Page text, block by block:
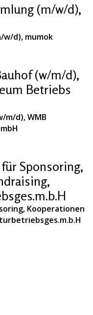
(m/w/d),
w/d), mumok
(w/m/d),
Betriebs
d), WMB
Sponsoring,
Kooperationen